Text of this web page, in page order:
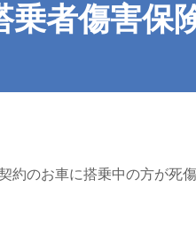
乗者傷害保
約のお車に搭乗中の方が死